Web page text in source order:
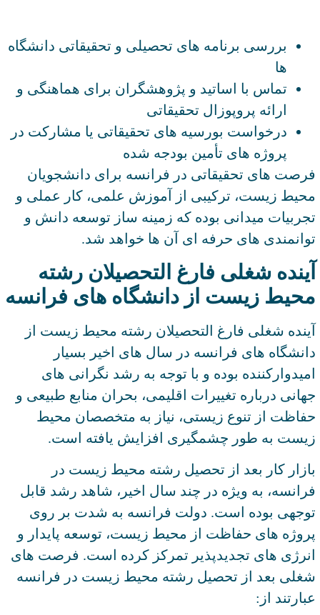
بررسی برنامه های تحصیلی و تحقیقاتی دانشگاه
ها
تماس با اساتید و پژوهشگران برای هماهنگی و
ارائه پروپوزال تحقیقاتی
درخواست بورسیه های تحقیقاتی یا مشارکت در
پروژه های تأمین بودجه شده
فرصت های تحقیقاتی در فرانسه برای دانشجویان
محیط زیست، ترکیبی از آموزش علمی، کار عملی و
تجربیات میدانی بوده که زمینه ساز توسعه دانش و
توانمندی های حرفه ای آن ها خواهد شد.
آینده شغلی فارغ التحصیلان رشته
محیط زیست از دانشگاه های فرانسه
آینده شغلی فارغ التحصیلان رشته محیط زیست از
دانشگاه های فرانسه در سال های اخیر بسیار
امیدوارکننده بوده و با توجه به رشد نگرانی های
جهانی درباره تغییرات اقلیمی، بحران منابع طبیعی و
حفاظت از تنوع زیستی، نیاز به متخصصان محیط
زیست به طور چشمگیری افزایش یافته است.
بازار کار بعد از تحصیل رشته محیط زیست در
فرانسه، به ویژه در چند سال اخیر، شاهد رشد قابل
توجهی بوده است. دولت فرانسه به شدت بر روی
پروژه های حفاظت از محیط زیست، توسعه پایدار و
انرژی های تجدیدپذیر تمرکز کرده است. فرصت های
شغلی بعد از تحصیل رشته محیط زیست در فرانسه
عبارتند از: